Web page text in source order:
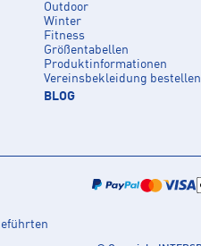
Outdoor
Winter
Fitness
Größentabellen
Produktinformationen
Vereinsbekleidung bestellen
BLOG